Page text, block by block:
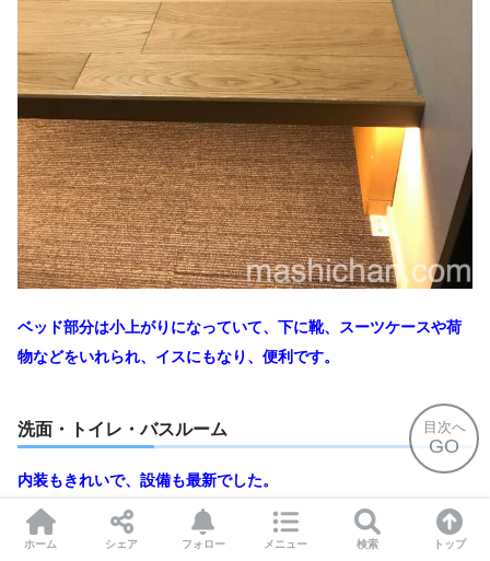
目次へ
GO
ベッド部分は小上がりになっていて、下に靴、スーツケースや荷
物などをいれられ、イスにもなり、便利です。
洗面・トイレ・バスルーム
内装もきれいで、設備も最新でした。
ホーム シェア フォロー メニュー 検索 トップ